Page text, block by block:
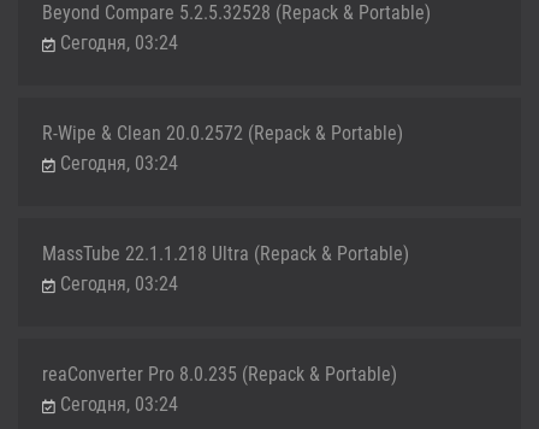
Beyond Compare 5.2.5.32528 (Repack & Portable)
Сегодня, 03:24
R-Wipe & Clean 20.0.2572 (Repack & Portable)
Сегодня, 03:24
MassTube 22.1.1.218 Ultra (Repack & Portable)
Сегодня, 03:24
reaConverter Pro 8.0.235 (Repack & Portable)
Сегодня, 03:24